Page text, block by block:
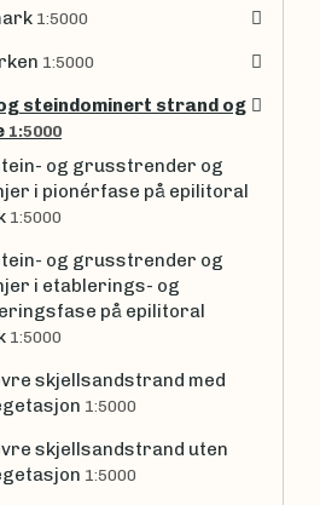
1:5000
1:5000
steindominert strand og
1:5000
og grusstrender og
i pionérfase på epilitoral
1:5000
og grusstrender og
i etablerings- og
på epilitoral
1:5000
skjellsandstrand med
1:5000
skjellsandstrand uten
1:5000